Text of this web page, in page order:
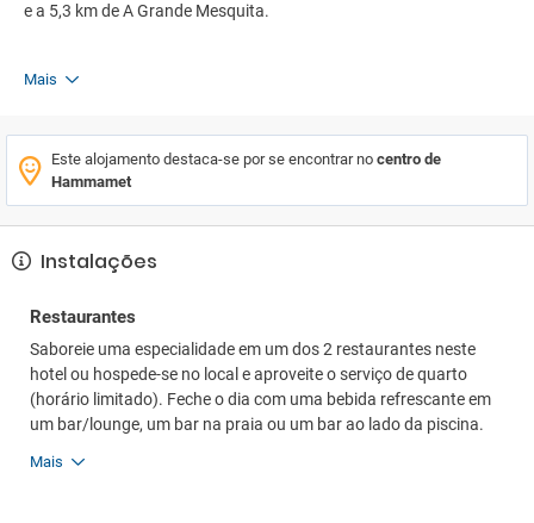
e a 5,3 km de A Grande Mesquita.
Mais
Este alojamento destaca-se por se encontrar no centro de
Hammamet
Instalações
Restaurantes
Saboreie uma especialidade em um dos 2 restaurantes neste
hotel ou hospede-se no local e aproveite o serviço de quarto
(horário limitado). Feche o dia com uma bebida refrescante em
um bar/lounge, um bar na praia ou um bar ao lado da piscina.
Mais